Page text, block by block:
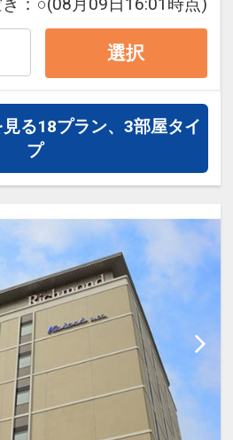
7月1日～2026年9月
ース番号：DP-1-
選択
る18プラン、3部屋タイ
プ